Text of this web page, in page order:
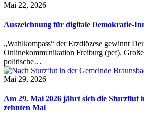
Mai 22, 2026
Auszeichnung für digitale Demokratie-
„Wahlkompass“ der Erzdiözese gewinnt
Onlinekommunikation Freiburg (pef).
politische…
Mai 29, 2026
Am 29. Mai 2026 jährt sich die Sturzflut
zehnten Mal